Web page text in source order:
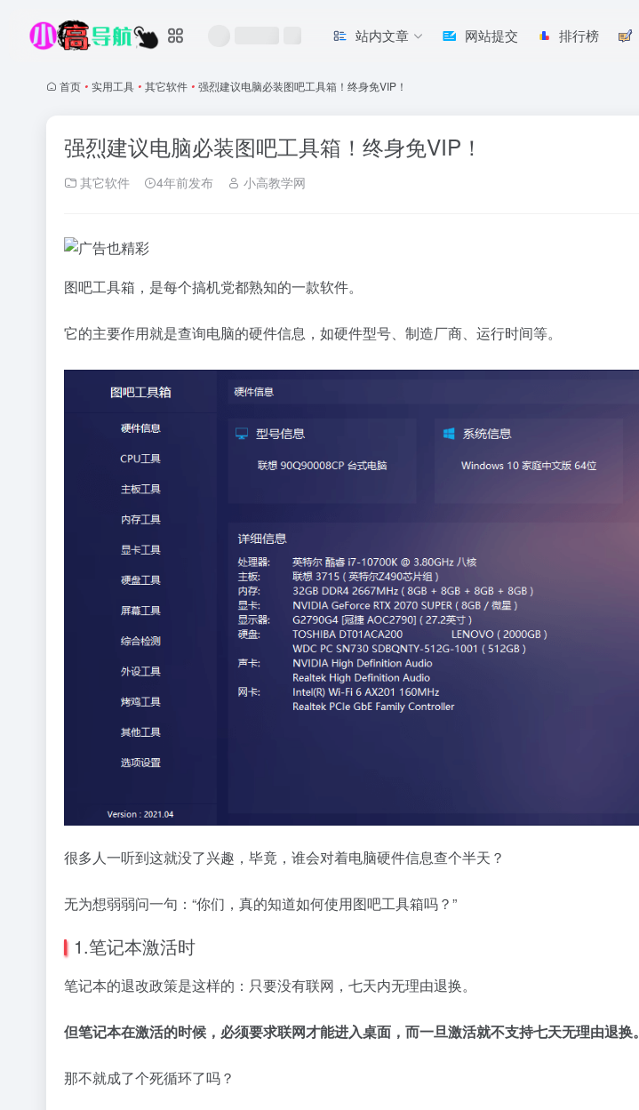
站内文章 网站提交 排行榜
首页 • 实用工具 • 其它软件 • 强烈建议电脑必装图吧工具箱！终身免VIP！
强烈建议电脑必装图吧工具箱！终身免VIP！
其它软件 4年前发布 小高教学网
图吧工具箱，是每个搞机党都熟知的一款软件。
它的主要作用就是查询电脑的硬件信息，如硬件型号、制造厂商、运行时间等。
很多人一听到这就没了兴趣，毕竟，谁会对着电脑硬件信息查个半天？
无为想弱弱问一句：“你们，真的知道如何使用图吧工具箱吗？”
1.笔记本激活时
笔记本的退改政策是这样的：只要没有联网，七天内无理由退换。
但笔记本在激活的时候，必须要求联网才能进入桌面，而一旦激活就不支持七天无理由退换。
那不就成了个死循环了吗？